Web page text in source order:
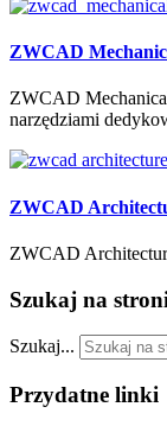
ZWCAD
ZWCAD
narzędziami
ZWCAD
ZWCAD
Szukaj na
Szukaj...
Przydatne linki